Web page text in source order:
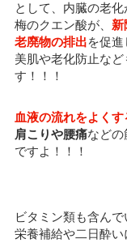
として、内臓の老化
梅のクエン酸が、 新
老廃物の排出を促進
美肌や老化防止など
す！！！
血液の流れをよくす
肩こりや腰痛などの
ですよ！！！
ビタミン類も含ん
栄養補給や二日酔